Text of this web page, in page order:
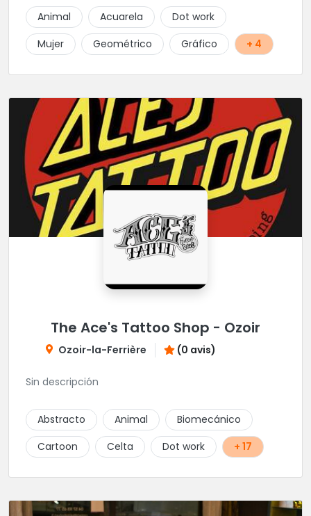
Animal Acuarela
Dot work
Mujer
Geométrico Gráfico + 4
The Ace's Tattoo Shop - Ozoir
Ozoir-la-Ferrière (0 avis)
Sin descripción
Abstracto Animal
Biomecánico
Cartoon
Celta Dot work + 17